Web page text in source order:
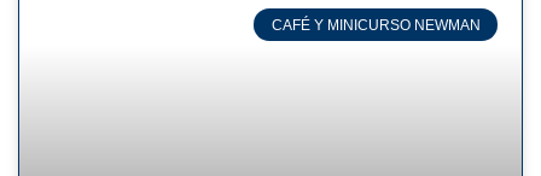
CAFÉ Y MINICURSO NEWMAN